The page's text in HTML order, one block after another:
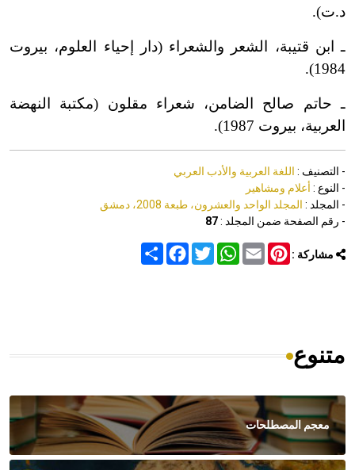
د.ت).
ـ ابن قتيبة، الشعر والشعراء (دار إحياء العلوم، بيروت
1984).
ـ حاتم صالح الضامن، شعراء مقلون (مكتبة النهضة
العربية، بيروت 1987).
- التصنيف : اللغة العربية والأدب العربي
- النوع : أعلام ومشاهير
- المجلد : المجلد الواحد والعشرون، طبعة 2008، دمشق
- رقم الصفحة ضمن المجلد :87
مشاركة : Share
FacebookTwitter
WhatsAppEmail
Pinterest
متنوع
معجم المصطلحات